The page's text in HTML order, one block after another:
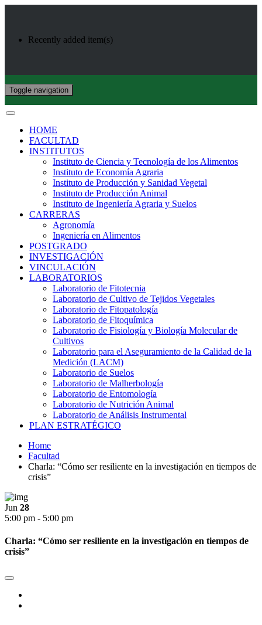
Recently added item(s)
Toggle navigation
HOME
FACULTAD
INSTITUTOS
Instituto de Ciencia y Tecnología de los Alimentos
Instituto de Economía Agraria
Instituto de Producción y Sanidad Vegetal
Instituto de Producción Animal
Instituto de Ingeniería Agraria y Suelos
CARRERAS
Agronomía
Ingeniería en Alimentos
POSTGRADO
INVESTIGACIÓN
VINCULACIÓN
LABORATORIOS
Laboratorio de Fitotecnia
Laboratorio de Cultivo de Tejidos Vegetales
Laboratorio de Fitopatología
Laboratorio de Fitoquímica
Laboratorio de Fisiología y Biología Molecular de
Cultivos
Laboratorio para el Aseguramiento de la Calidad de la
Medición (LACM)
Laboratorio de Suelos
Laboratorio de Malherbología
Laboratorio de Entomología
Laboratorio de Nutrición Animal
Laboratorio de Análisis Instrumental
PLAN ESTRATÉGICO
Home
Facultad
Charla: “Cómo ser resiliente en la investigación en tiempos de
crisis”
Jun 28
5:00 pm - 5:00 pm
Charla: “Cómo ser resiliente en la investigación en tiempos de
crisis”